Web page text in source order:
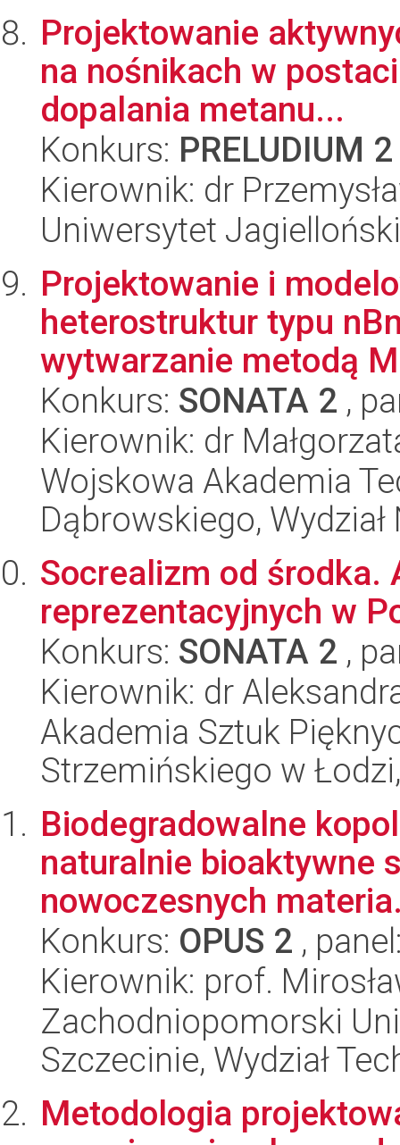
Projektowanie
na nośnikach w
dopalania metanu...
Konkurs: PRELUDIUM 2
Kierownik: dr
Uniwersytet
Projektowanie i
heterostruktur typu
wytwarzanie metodą
Konkurs: SONATA 2 ,
Kierownik: dr
Wojskowa Akademia
Dąbrowskiego,
Socrealizm od środka.
reprezentacyjnych w
Konkurs: SONATA 2 ,
Kierownik: dr
Akademia Sztuk
Strzemińskiego w
Biodegradowalne
naturalnie bioaktywne
nowoczesnych
Konkurs: OPUS 2 ,
Kierownik: prof.
Zachodniopomorski
Szczecinie, Wydział
Metodologia